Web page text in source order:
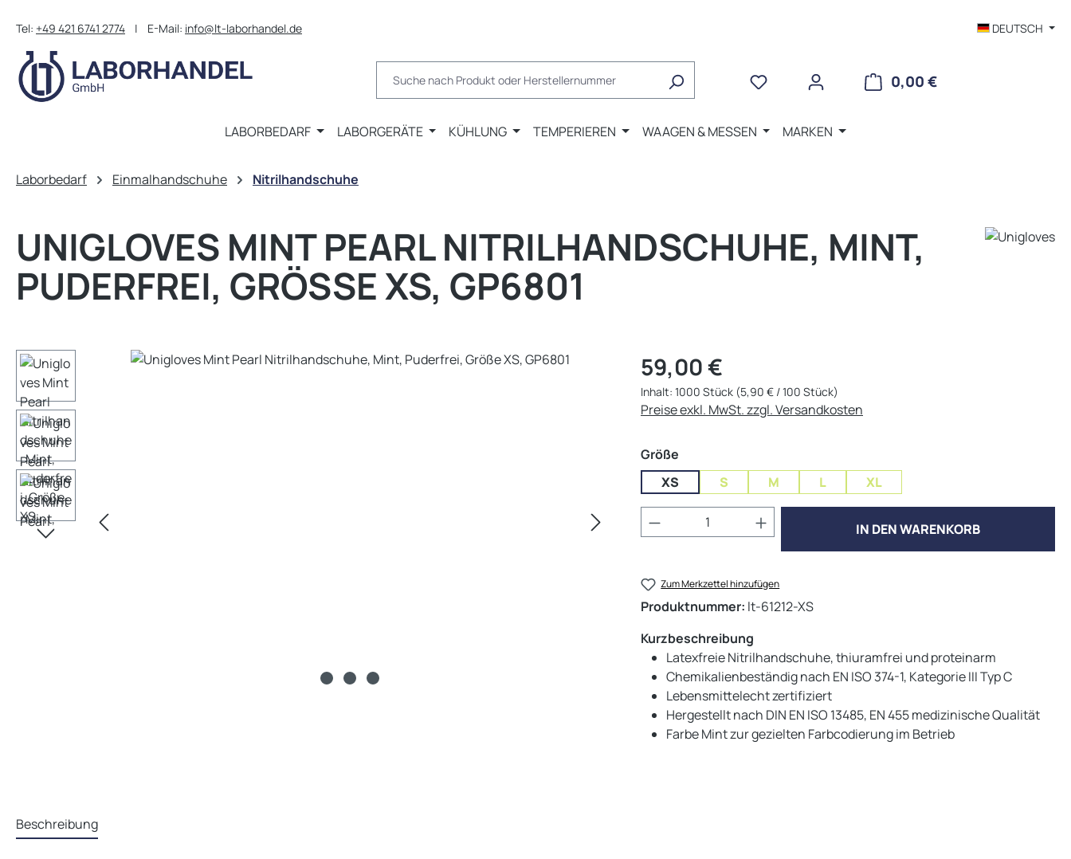
Tel: +49 421 6741 2774 | E-Mail: info@lt-laborhandel.de DEUTSCH
0,00 €WARENKORB
LABORBEDARF LABORGERÄTE KÜHLUNG TEMPERIEREN WAAGEN & MESSEN MARKEN
Laborbedarf Einmalhandschuhe Nitrilhandschuhe
UNIGLOVES MINT PEARL NITRILHANDSCHUHE, MINT,
PUDERFREI, GRÖSSE XS, GP6801
Bildergalerie überspringen Regulärer Preis:
59,00 €
Inhalt: 1000 Stück (5,90 € / 100 Stück)
Preise exkl. MwSt. zzgl. Versandkosten
Größe
XS
S M L XL
Produkt Anzahl: Gib den gewünschten Wert
IN DEN WARENKORB
Zum Merkzettel hinzufügen
Produktnummer: lt-61212-XS
Kurzbeschreibung
Latexfreie Nitrilhandschuhe, thiuramfrei und proteinarm
Chemikalienbeständig nach EN ISO 374-1, Kategorie III Typ C
Lebensmittelecht zertifiziert
Hergestellt nach DIN EN ISO 13485, EN 455 medizinische Qualität
Farbe Mint zur gezielten Farbcodierung im Betrieb
Beschreibung